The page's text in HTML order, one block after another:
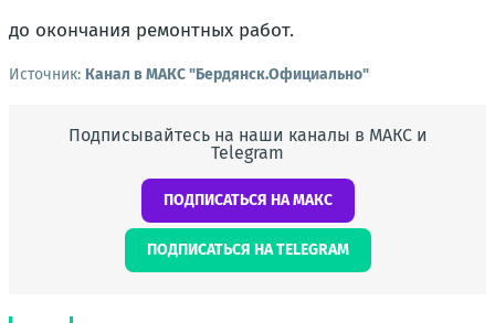
до окончания ремонтных работ.
Источник: Канал в МАКС "Бердянск.Официально"
Подписывайтесь на наши каналы в МАКС и
Telegram
ПОДПИСАТЬСЯ НА МАКС
ПОДПИСАТЬСЯ НА TELEGRAM